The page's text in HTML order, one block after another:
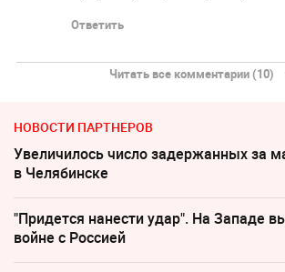
Ответить
Читать все комментарии (10)
НОВОСТИ ПАРТНЕРОВ
Увеличилось число задержанных за
в Челябинске
"Придется нанести удар". На Западе
войне с Россией